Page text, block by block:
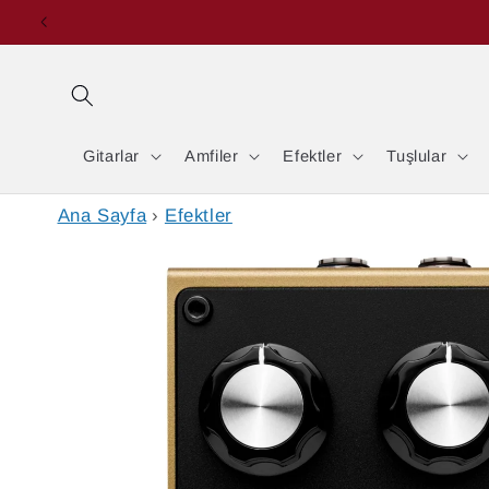
İçeriğe
Gitarlar Amfiler Efektler Tuşlular
Ana Sayfa › Efektler